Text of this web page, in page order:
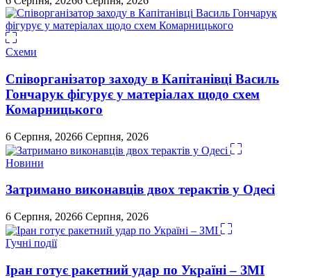
Схеми
Співорганізатор заходу в Капітанівці Василь
Гончарук фігурує у матеріалах щодо схем
Комарницького
6 Серпня, 20266 Серпня, 2026
Новини
Затримано виконавців двох терактів у Одесі
6 Серпня, 20266 Серпня, 2026
Гучні події
Іран готує ракетний удар по Україні – ЗМІ